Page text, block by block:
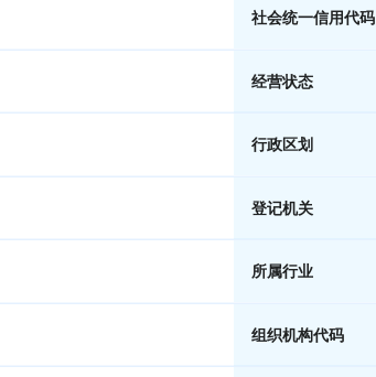
社会统一信用代码
经营状态
行政区划
登记机关
所属行业
组织机构代码